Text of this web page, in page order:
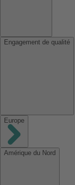
Engagement de qualité
Europe
Amérique du Nord